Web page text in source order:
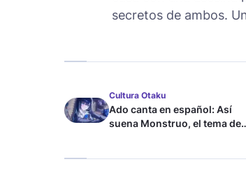
secretos de ambos.
Cultura Otaku
Ado canta en español: Así
suena Monstruo, el tema de